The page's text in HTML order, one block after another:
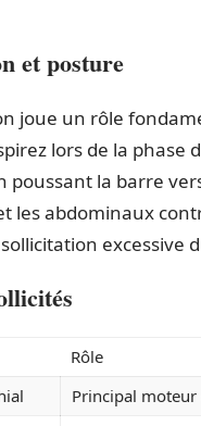
et posture
joue un rôle
lors de la phase
poussant la barre
les abdominaux
excessive
Rôle
Principal